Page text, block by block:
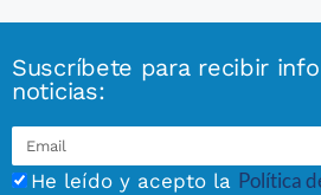
Suscríbete para recibir
noticias:
He leído y acepto la Política